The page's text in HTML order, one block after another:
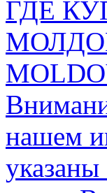
ГДЕ
нашем